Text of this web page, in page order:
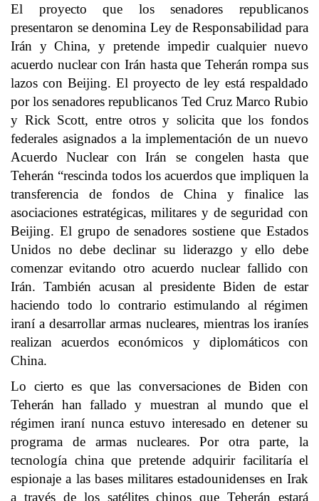
El proyecto que los senadores republicanos
presentaron se denomina Ley de Responsabilidad para
Irán y China, y pretende impedir cualquier nuevo
acuerdo nuclear con Irán hasta que Teherán rompa sus
lazos con Beijing. El proyecto de ley está respaldado
por los senadores republicanos Ted Cruz Marco Rubio
y Rick Scott, entre otros y solicita que los fondos
federales asignados a la implementación de un nuevo
Acuerdo Nuclear con Irán se congelen hasta que
Teherán “rescinda todos los acuerdos que impliquen la
transferencia de fondos de China y finalice las
asociaciones estratégicas, militares y de seguridad con
Beijing. El grupo de senadores sostiene que Estados
Unidos no debe declinar su liderazgo y ello debe
comenzar evitando otro acuerdo nuclear fallido con
Irán. También acusan al presidente Biden de estar
haciendo todo lo contrario estimulando al régimen
iraní a desarrollar armas nucleares, mientras los iraníes
realizan acuerdos económicos y diplomáticos con
China.
Lo cierto es que las conversaciones de Biden con
Teherán han fallado y muestran al mundo que el
régimen iraní nunca estuvo interesado en detener su
programa de armas nucleares. Por otra parte, la
tecnología china que pretende adquirir facilitaría el
espionaje a las bases militares estadounidenses en Irak
a través de los satélites chinos que Teherán estará